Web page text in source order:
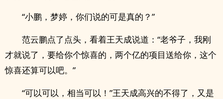
“小鹏，梦婷，你们说的可是真的？”
范云鹏点了点头，看着王天成说道：“老爷子，我刚
才就说了，要给你个惊喜的，两个亿的项目送给你，这个
惊喜还算可以吧。”
“可以可以，相当可以！”王天成高兴的不得了，又是